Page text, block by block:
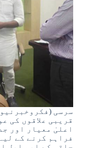
سرسی
قریبی علاقوں کی
اعلیٰ معیار اور
فراہم کرنے کے